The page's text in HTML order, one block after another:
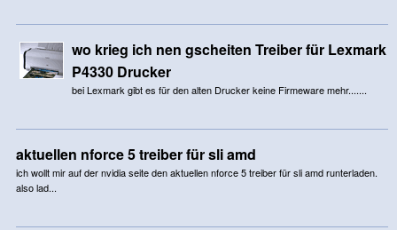
wo krieg ich nen gscheiten Treiber für Lexmark
P4330 Drucker
bei Lexmark gibt es für den alten Drucker keine Firmeware mehr.......
aktuellen nforce 5 treiber für sli amd
ich wollt mir auf der nvidia seite den aktuellen nforce 5 treiber für sli amd runterladen.
also lad...